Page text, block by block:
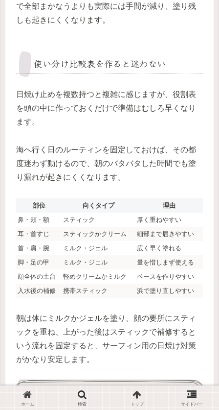
で全部まかなうよりも実際には手間が減り、塗り残
しも起きにくくなります。
使い分け比較表を作ると迷わない
日焼け止めを複数持つと複雑に感じますが、役割表
を頭の中に作っておくだけで準備はむしろ早くなり
ます。
海へ行く日のルーティンを固定しておけば、その都
度迷わず動けるので、朝のバタバタした時間でも塗
り漏れが起きにくくなります。
部位 向くタイプ
理由
鼻・頬・額
スティック
厚く重ねやすい
耳・首すじ
スティックかクリーム
細部まで届きやすい
首・肩・腕
ミルク・ジェル
広く早く塗れる
脚・足の甲
ミルク・ジェル
量を惜しまず使える
顔全体の土台
軽めクリームかミルク
ベースを作りやすい
入水後の補修
携帯スティック 浜で塗り直しやすい
朝は体にミルクかジェルを塗り、顔の要所にスティ
ックを重ね、上がった後はスティックで補修すると
いう流れを固定すると、サーフィン用の日焼け対策
がかなり安定します。
海で焼かない塗り方のコツ
ホーム 検索 トップ サイドバー